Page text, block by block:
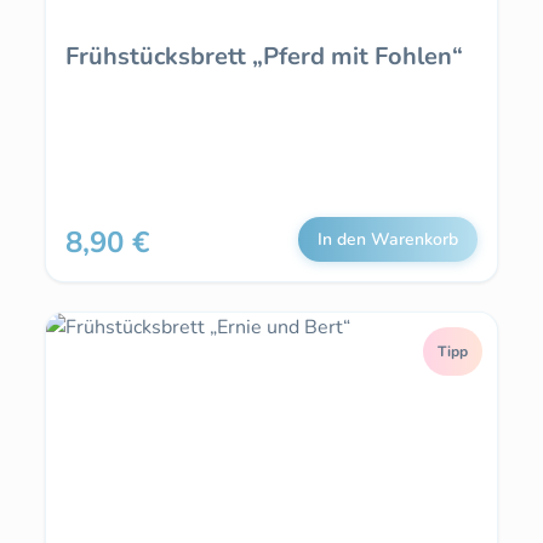
Frühstücksbrett „Pferd mit Fohlen“
Regulärer Preis:
8,90 € In den Warenkorb
Tipp